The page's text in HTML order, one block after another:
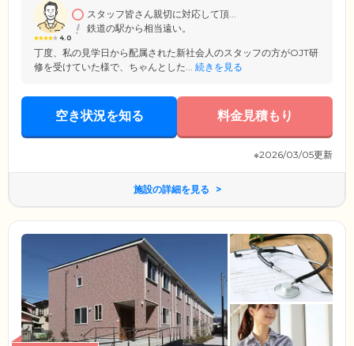
浴・排泄介助など、介護保険サービスが必要な場合は、ケアマネジャー
へ相談の上、ご利用いただけます。施設にいる介護スタッフがそのまま
ケアをご提供いたしますので、どうぞご安心ください。
4.0
スタッフ皆さん親切に対応して頂...
鉄道の駅から相当遠い。
丁度、私の見学日から配属された新社会人のスタッフの方がOJT研
修を受けていた様で、ちゃんとした... 続きを見る
空き状況を知る 料金見積もり
※2026/03/05更新
施設の詳細を見る